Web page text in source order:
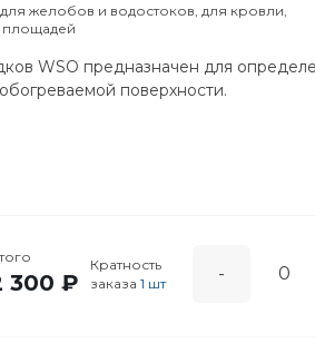
для желобов и водостоков, для кровли,
площадей
WSO предназначен для
поверхности.
300 ₽
Кратность
заказа 1 шт -